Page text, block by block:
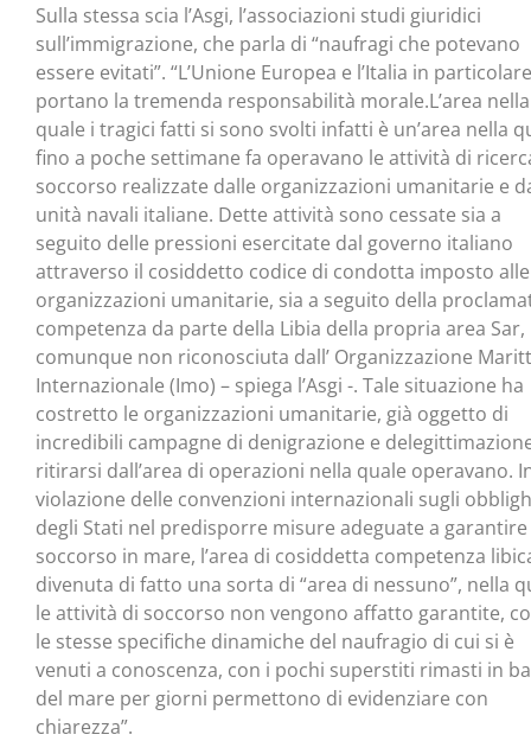
Sulla stessa scia l’Asgi, l’associazioni studi giuridici
sull’immigrazione, che parla di “naufragi che potevano
essere evitati”. “L’Unione Europea e l’Italia in
portano la tremenda responsabilità morale.L’area nella
quale i tragici fatti si sono svolti infatti è un’area nella
fino a poche settimane fa operavano le attività di
soccorso realizzate dalle organizzazioni umanitarie e
unità navali italiane. Dette attività sono cessate sia a
seguito delle pressioni esercitate dal governo italiano
attraverso il cosiddetto codice di condotta imposto alle
organizzazioni umanitarie, sia a seguito della
competenza da parte della Libia della propria area Sar,
comunque non riconosciuta dall’ Organizzazione
Internazionale (Imo) – spiega l’Asgi -. Tale situazione ha
costretto le organizzazioni umanitarie, già oggetto di
incredibili campagne di denigrazione e
ritirarsi dall’area di operazioni nella quale operavano.
violazione delle convenzioni internazionali sugli
degli Stati nel predisporre misure adeguate a
soccorso in mare, l’area di cosiddetta competenza
divenuta di fatto una sorta di “area di nessuno”, nella
le attività di soccorso non vengono affatto garantite,
le stesse specifiche dinamiche del naufragio di cui si è
venuti a conoscenza, con i pochi superstiti rimasti in
del mare per giorni permettono di evidenziare con
chiarezza”.